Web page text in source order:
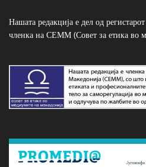
Нашата редакција е дел од
членка на СЕММ (Совет за етика во